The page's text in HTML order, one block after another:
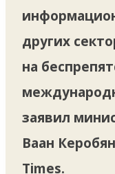
других
на
заявил
Ваан
Times.